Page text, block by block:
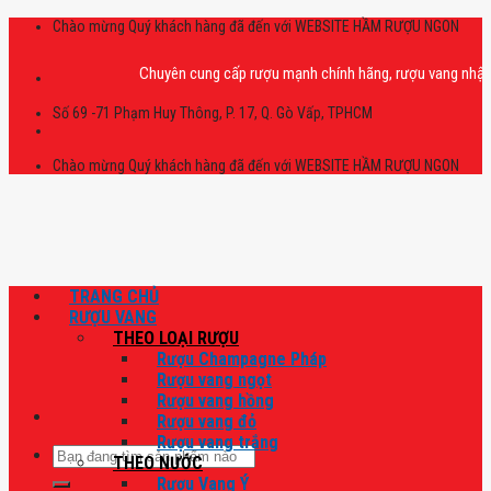
Skip
Chào mừng Quý khách hàng đã đến với WEBSITE HẦM RƯỢU NGON
Chuyên cung cấp rượu mạnh chính hãng, rượu vang nhập
Số 69 -71 Phạm Huy Thông, P. 17, Q. Gò Vấp, TPHCM
Chào mừng Quý khách hàng đã đến với WEBSITE HẦM RƯỢU NGON
Tìm
kiếm:
TRANG CHỦ
RƯỢU VANG
THEO LOẠI RƯỢU
Rượu Champagne Pháp
Rượu vang ngọt
Rượu vang hồng
Rượu vang đỏ
Rượu vang trắng
THEO NƯỚC
Rượu Vang Ý